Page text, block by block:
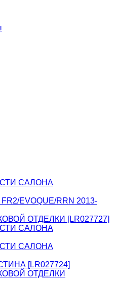
САЛОНА
EVOQUE/RRN 2013-
ОТДЕЛКИ [LR027727]
САЛОНА
САЛОНА
[LR027724]
ОТДЕЛКИ